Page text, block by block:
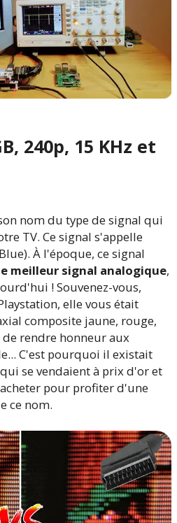
240p, 15 KHz et
nom du type de signal qui
TV. Ce signal s'appelle
À l'époque, ce signal
meilleur signal analogique,
! Souvenez-vous,
elle vous était
composite jaune, rouge,
de rendre honneur aux
C'est pourquoi il existait
se vendaient à prix d'or et
pour profiter d'une
ce nom.